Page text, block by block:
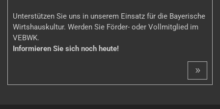
Unterstützen Sie uns in unserem Einsatz für die Bayerische
Wirtshauskultur. Werden Sie Förder- oder Vollmitglied im
VEBWK.
Informieren Sie sich noch heute!
»